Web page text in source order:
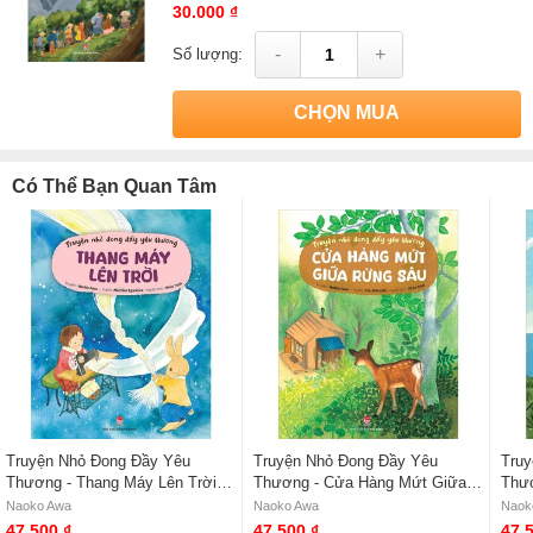
30.000 ₫
Số lượng: - +
CHỌN MUA
Có Thể Bạn Quan Tâm
Truyện Nhỏ Đong Đầy Yêu
Thương - Thang Máy Lên Trời -
Naoko Awa
Naoko Awa
Truyện Nhỏ Đong Đầy Yêu
Thương - Cửa Hàng Mứt Giữa
Rừng Sâu - Naoko Awa
Naoko Awa